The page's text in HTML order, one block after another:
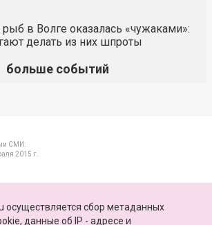
в Волге оказалась «чужаками»:
делать из них шпроты
больше событий
СМИ:
2015 г.
осуществляется сбор метаданных
данные об IP - адресе и